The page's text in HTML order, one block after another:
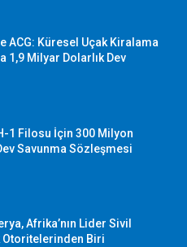
ACG: Küresel Uçak Kiralama
1,9 Milyar Dolarlık Dev
1 Filosu İçin 300 Milyon
Savunma Sözleşmesi
Afrika’nın Lider Sivil
Otoritelerinden Biri